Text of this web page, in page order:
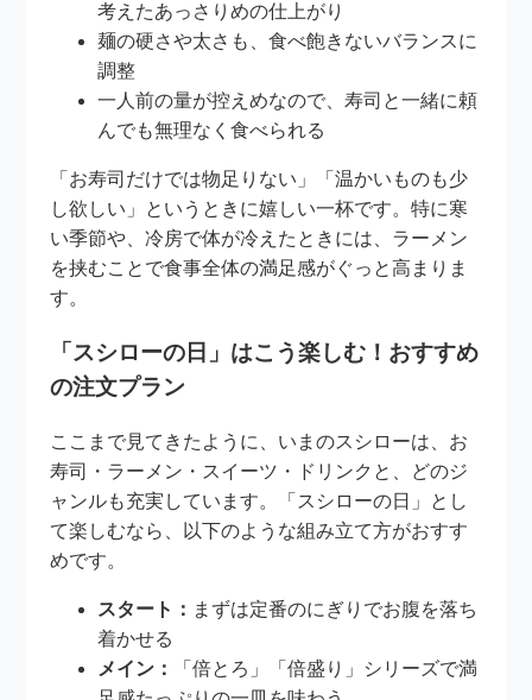
考えたあっさりめの仕上がり
麺の硬さや太さも、食べ飽きないバランスに
調整
一人前の量が控えめなので、寿司と一緒に頼
んでも無理なく食べられる
「お寿司だけでは物足りない」「温かいものも少
し欲しい」というときに嬉しい一杯です。特に寒
い季節や、冷房で体が冷えたときには、ラーメン
を挟むことで食事全体の満足感がぐっと高まりま
す。
「スシローの日」はこう楽しむ！おすすめ
の注文プラン
ここまで見てきたように、いまのスシローは、お
寿司・ラーメン・スイーツ・ドリンクと、どのジ
ャンルも充実しています。「スシローの日」とし
て楽しむなら、以下のような組み立て方がおすす
めです。
スタート： まずは定番のにぎりでお腹を落ち
着かせる
メイン：
「倍とろ」「倍盛り」シリーズで満